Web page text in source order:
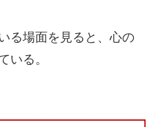
る場面を見ると、心の
いる。